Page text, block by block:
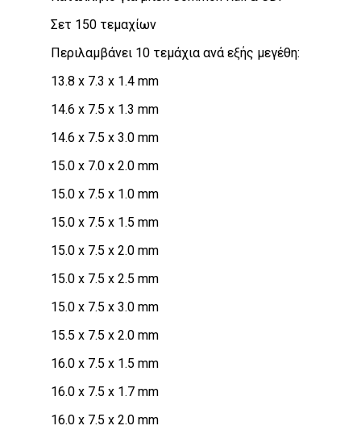
Σετ 150 τεμαχίων
Περιλαμβάνει 10 τεμάχια ανά εξής μεγέθη:
13.8 x 7.3 x 1.4 mm
14.6 x 7.5 x 1.3 mm
14.6 x 7.5 x 3.0 mm
15.0 x 7.0 x 2.0 mm
15.0 x 7.5 x 1.0 mm
15.0 x 7.5 x 1.5 mm
15.0 x 7.5 x 2.0 mm
15.0 x 7.5 x 2.5 mm
15.0 x 7.5 x 3.0 mm
15.5 x 7.5 x 2.0 mm
16.0 x 7.5 x 1.5 mm
16.0 x 7.5 x 1.7 mm
16.0 x 7.5 x 2.0 mm